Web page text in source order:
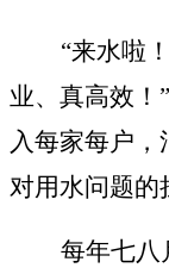
“来水啦
业、真高效！
入每家每户
对用水问题的
每年七八